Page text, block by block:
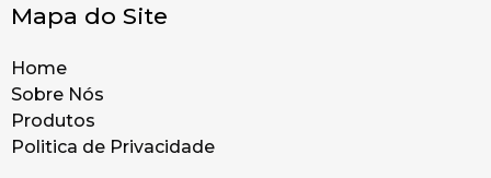
Mapa do Site
Home
Sobre Nós
Produtos
Politica de Privacidade